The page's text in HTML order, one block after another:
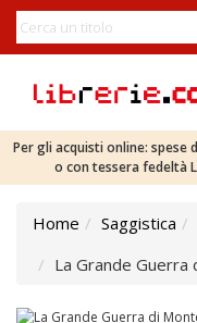
Per gli acquisti online: spese
o con tessera fedeltà
Home Saggistica
La Grande